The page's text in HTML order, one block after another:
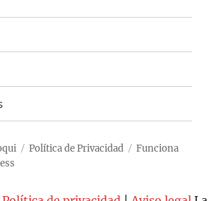
Política de Privacidad
Funciona